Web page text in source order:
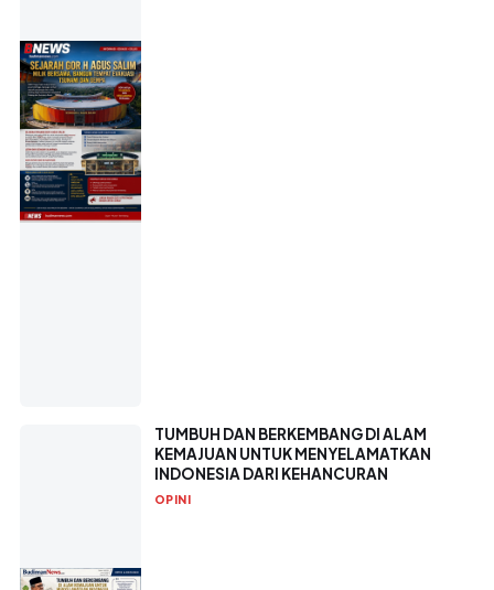
TUMBUH DAN BERKEMBANG DI ALAM
KEMAJUAN UNTUK MENYELAMATKAN
INDONESIA DARI KEHANCURAN
OPINI